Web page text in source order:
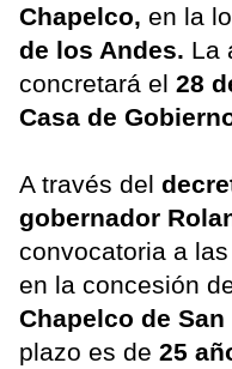
Chapelco, en la
de los Andes. La
concretará el 28
Casa de
A través del
gobernador
convocatoria a
en la concesión
Chapelco de
plazo es de 25